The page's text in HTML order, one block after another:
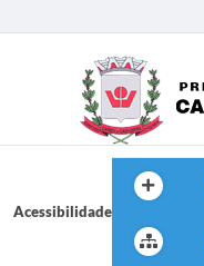
Acessibilidade